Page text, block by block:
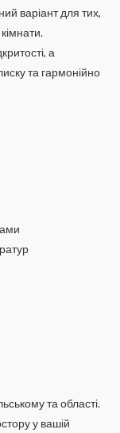
варіант для тих,
а
та гармонійно
та області.
у вашій